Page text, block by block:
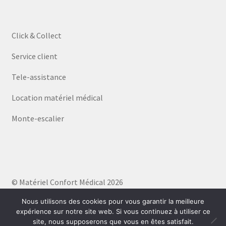
Click & Collect
Service client
Tele-assistance
Location matériel médical
Monte-escalier
© Matériel Confort Médical 2026
Nous utilisons des cookies pour vous garantir la meilleure
expérience sur notre site web. Si vous continuez à utiliser ce
site, nous supposerons que vous en êtes satisfait.